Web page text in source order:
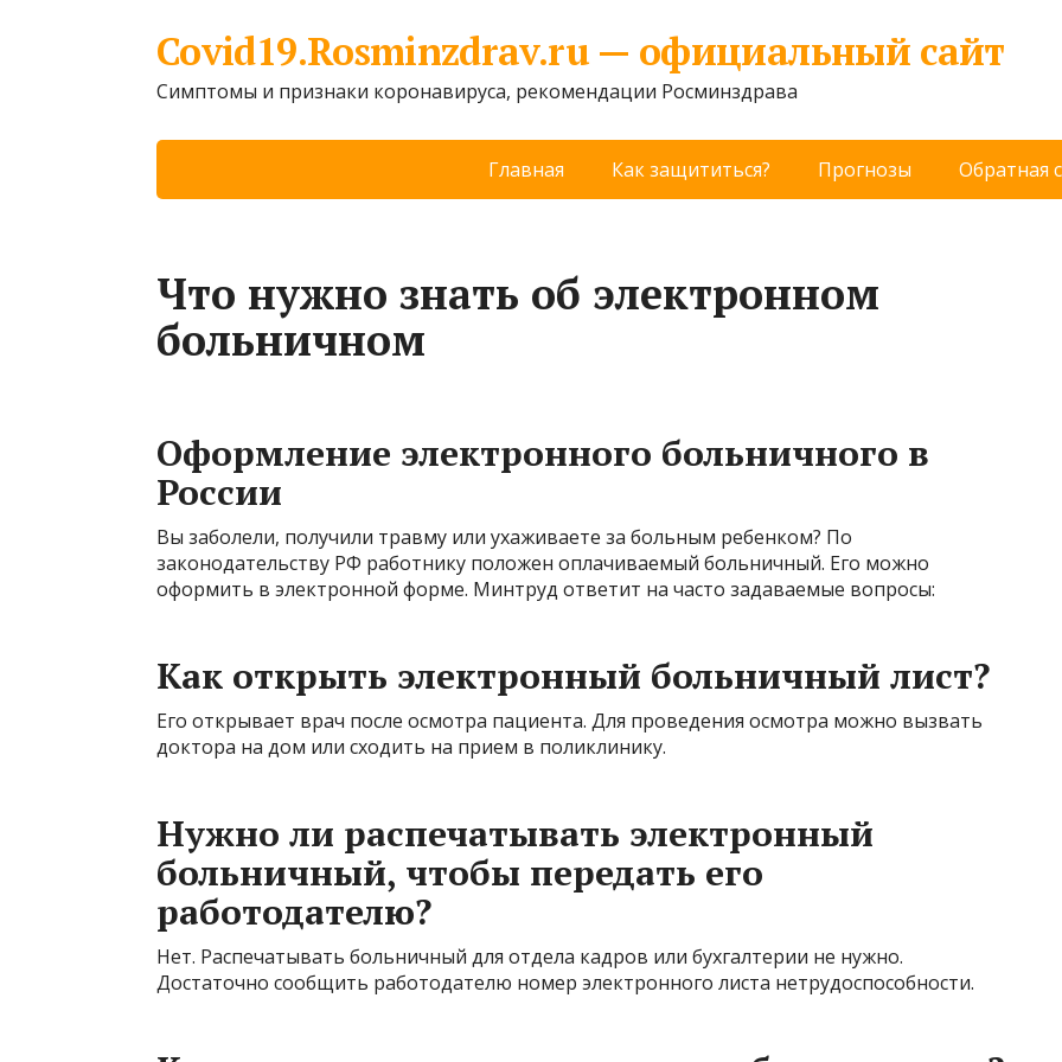
Covid19.Rosminzdrav.ru — официальный сайт
Симптомы и признаки коронавируса, рекомендации Росминздрава
Главная Как защититься? Прогнозы Обратная
Что нужно знать об электронном
больничном
Оформление электронного больничного в
России
Вы заболели, получили травму или ухаживаете за больным ребенком? По
законодательству РФ работнику положен оплачиваемый больничный. Его можно
оформить в электронной форме. Минтруд ответит на часто задаваемые вопросы:
Как открыть электронный больничный лист?
Его открывает врач после осмотра пациента. Для проведения осмотра можно вызвать
доктора на дом или сходить на прием в поликлинику.
Нужно ли распечатывать электронный
больничный, чтобы передать его
работодателю?
Нет. Распечатывать больничный для отдела кадров или бухгалтерии не нужно.
Достаточно сообщить работодателю номер электронного листа нетрудоспособности.